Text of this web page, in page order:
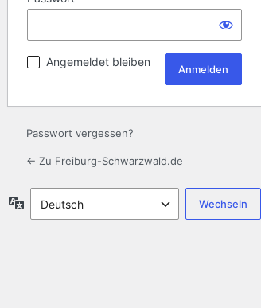
Angemeldet bleiben
Passwort vergessen?
← Zu Freiburg-Schwarzwald.de
Sprache